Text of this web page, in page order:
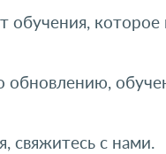
обучения,
обновлению,
свяжитесь с нами.